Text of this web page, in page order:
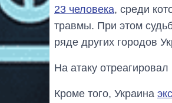
23 человека, среди
травмы. При этом
ряде других городов
На атаку
Кроме того, Украина